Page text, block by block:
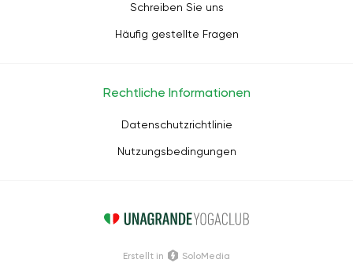
Schreiben Sie uns
Häufig gestellte Fragen
Rechtliche Informationen
Datenschutzrichtlinie
Nutzungsbedingungen
Erstellt in SoloMedia